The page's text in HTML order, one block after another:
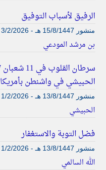
الرفيق لأسباب التوفيق
منشور
بن مرشد المودعي
الحبيشي في واشنطن بأمريكا
منشور
الحبيشي
فضل التوبة والاستغفار
منشور
الله السالمي